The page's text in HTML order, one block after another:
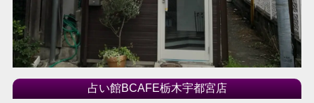
占い館BCAFE栃木宇都宮店